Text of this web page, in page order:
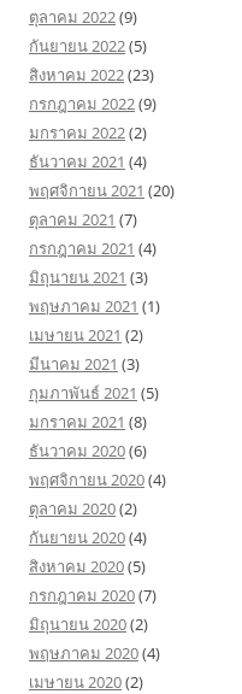
ตุลาคม 2022(9)
กันยายน 2022(5)
สิงหาคม 2022(23)
กรกฎาคม 2022(9)
มกราคม 2022(2)
ธันวาคม 2021 (4)
พฤศจิกายน 2021 (20)
ตุลาคม 2021 (7)
กรกฎาคม 2021 (4)
มิถุนายน 2021 (3)
พฤษภาคม 2021 (1)
เมษายน 2021 (2)
มีนาคม 2021 (3)
กุมภาพันธ์ 2021 (5)
มกราคม 2021 (8)
ธันวาคม 2020(6)
พฤศจิกายน 2020(4)
ตุลาคม 2020(2)
กันยายน 2020(4)
สิงหาคม 2020(5)
กรกฎาคม 2020(7)
มิถุนายน 2020(2)
พฤษภาคม 2020(4)
เมษายน 2020(2)